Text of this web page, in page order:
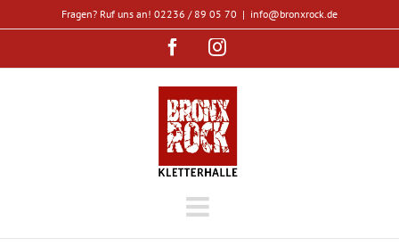
Inhalt
Fragen? Ruf uns an! 02236 / 89 05 70 | info@bronxrock.de
FacebookInstagram